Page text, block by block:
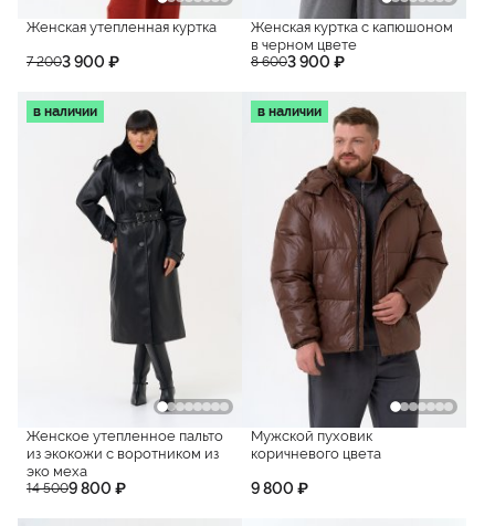
Женская утепленная куртка
7 2003 900 ₽
Женская куртка с капюшоном
в черном цвете
8 6003 900 ₽
в наличии
Женское утепленное пальто
из экокожи с воротником из
эко меха
14 5009 800 ₽
в наличии
Мужской пуховик
коричневого цвета
9 800 ₽